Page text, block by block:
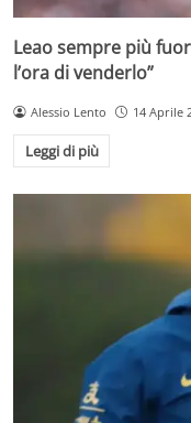
Leao sempre più
l’ora di venderlo”
Alessio Lento 14 Aprile
Leggi di più